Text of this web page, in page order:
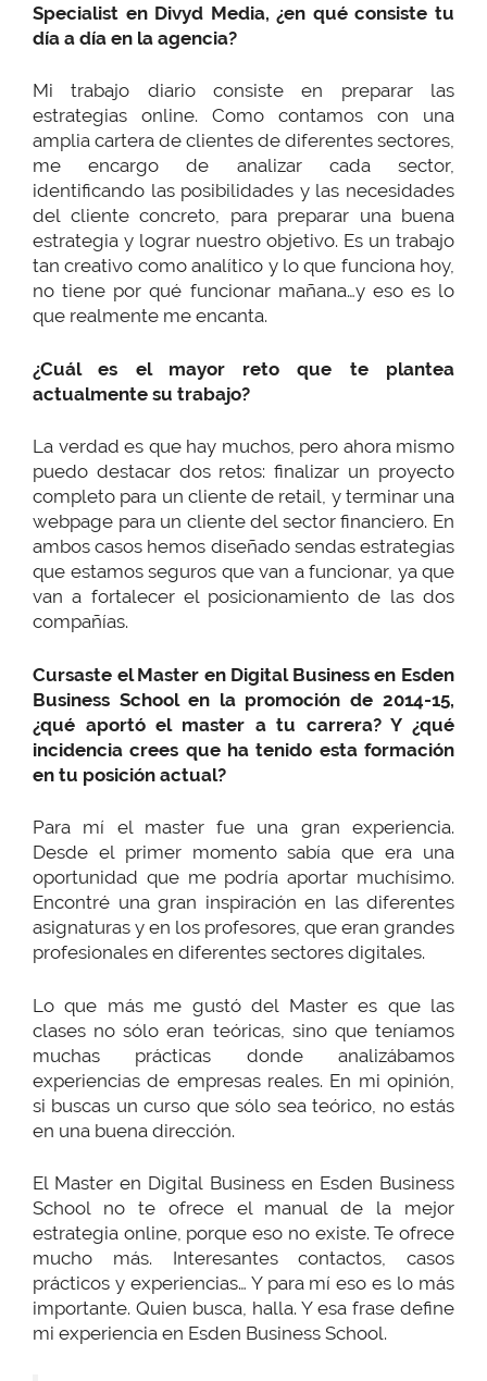
Specialist en Divyd Media, ¿en qué consiste tu
día a día en la agencia?
Mi trabajo diario consiste en preparar las
estrategias online. Como contamos con una
amplia cartera de clientes de diferentes sectores,
me encargo de analizar cada sector,
identificando las posibilidades y las necesidades
del cliente concreto, para preparar una buena
estrategia y lograr nuestro objetivo. Es un trabajo
tan creativo como analítico y lo que funciona hoy,
no tiene por qué funcionar mañana…y eso es lo
que realmente me encanta.
¿Cuál es el mayor reto que te plantea
actualmente su trabajo?
La verdad es que hay muchos, pero ahora mismo
puedo destacar dos retos: finalizar un proyecto
completo para un cliente de retail, y terminar una
webpage para un cliente del sector financiero. En
ambos casos hemos diseñado sendas estrategias
que estamos seguros que van a funcionar, ya que
van a fortalecer el posicionamiento de las dos
compañías.
Cursaste el Master en Digital Business en Esden
Business School en la promoción de 2014-15,
¿qué aportó el master a tu carrera? Y ¿qué
incidencia crees que ha tenido esta formación
en tu posición actual?
Para mí el master fue una gran experiencia.
Desde el primer momento sabía que era una
oportunidad que me podría aportar muchísimo.
Encontré una gran inspiración en las diferentes
asignaturas y en los profesores, que eran grandes
profesionales en diferentes sectores digitales.
Lo que más me gustó del Master es que las
clases no sólo eran teóricas, sino que teníamos
muchas prácticas donde analizábamos
experiencias de empresas reales. En mi opinión,
si buscas un curso que sólo sea teórico, no estás
en una buena dirección.
El Master en Digital Business en Esden Business
School no te ofrece el manual de la mejor
estrategia online, porque eso no existe. Te ofrece
mucho más. Interesantes contactos, casos
prácticos y experiencias… Y para mí eso es lo más
importante. Quien busca, halla. Y esa frase define
mi experiencia en Esden Business School.